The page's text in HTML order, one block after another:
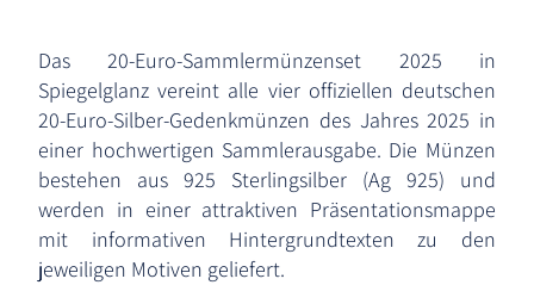
Das 20-Euro-Sammlermünzenset 2025 in
Spiegelglanz vereint alle vier offiziellen deutschen
20-Euro-Silber-Gedenkmünzen des Jahres 2025 in
einer hochwertigen Sammlerausgabe. Die Münzen
bestehen aus 925 Sterlingsilber (Ag 925) und
werden in einer attraktiven Präsentationsmappe
mit informativen Hintergrundtexten zu den
jeweiligen Motiven geliefert.